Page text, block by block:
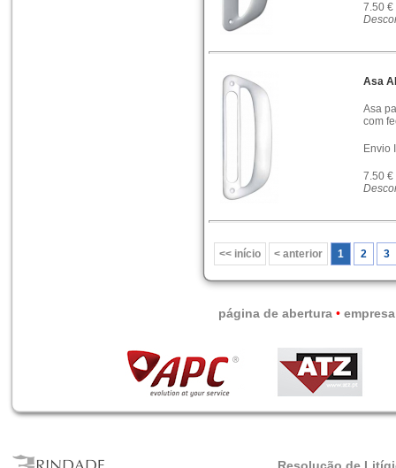
7.50 €
Asa
Asa
com
Envio
7.50 €
<< início < anterior 1 2 3
página de abertura • empresa